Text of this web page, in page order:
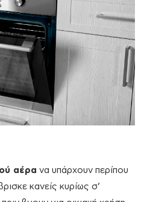
αέρα να υπάρχουν περίπου
κανείς κυρίως σ’